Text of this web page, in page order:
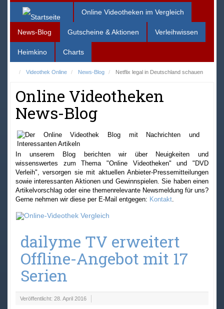
Online Videotheken im Vergleich
News-Blog Gutscheine & Aktionen Verleihwissen
Heimkino Charts
Videothek Online News-Blog Netflix legal in Deutschland schauen
Online Videotheken
News-Blog
In unserem Blog berichten wir über Neuigkeiten und
wissenswertes zum Thema "Online Videotheken" und "DVD
Verleih", versorgen sie mit aktuellen Anbieter-Pressemitteilungen
sowie interessanten Aktionen und Gewinnspielen. Sie haben einen
Artikelvorschlag oder eine themenrelevante Newsmeldung für uns?
Gerne nehmen wir diese per E-Mail entgegen: Kontakt.
dailyme TV erweitert
Offline-Angebot mit 17
Serien
Veröffentlicht: 28. April 2016